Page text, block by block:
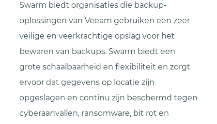
Swarm biedt organisaties die backup-
oplossingen van Veeam gebruiken een zeer
veilige en veerkrachtige opslag voor het
bewaren van backups. Swarm biedt een
grote schaalbaarheid en flexibiliteit en zorgt
ervoor dat gegevens op locatie zijn
opgeslagen en continu zijn beschermd tegen
cyberaanvallen, ransomware, bit rot en